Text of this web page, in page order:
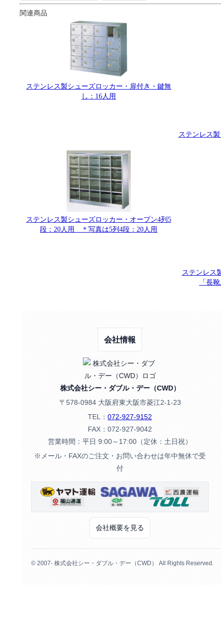
関連商品
ステンレス製シューズロッカー・扉付き・鍵無
し：16人用
ステンレス
ステンレス製シューズロッカー・オープン4列5
段：20人用 ＊写真は5列4段：20人用
ステンレス
「長
会社情報
株式会社シー・ダブル・デー（CWD）
〒578-0984 大阪府東大阪市菱江2-1-23
TEL： 072-927-9152
FAX：072-927-9042
営業時間：平日 9:00～17:00（定休：土日祝）
※メール・FAXのご注文・お問い合わせは年中無休で受
付
会社概要を見る
© 2007- 株式会社シー・ダブル・デー（CWD） All Rights Reserved.